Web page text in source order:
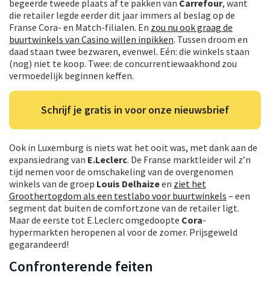
begeerde tweede plaats af te pakken van Carrefour, want
die retailer legde eerder dit jaar immers al beslag op de
Franse Cora- en Match-filialen. En zou nu ook graag de
buurtwinkels van Casino willen inpikken. Tussen droom en
daad staan twee bezwaren, evenwel. Eén: die winkels staan
(nog) niet te koop. Twee: de concurrentiewaakhond zou
vermoedelijk beginnen keffen.
Schrijf je gratis in voor onze nieuwsbrief
Ook in Luxemburg is niets wat het ooit was, met dank aan de
expansiedrang van E.Leclerc. De Franse marktleider wil z’n
tijd nemen voor de omschakeling van de overgenomen
winkels van de groep Louis Delhaizeen ziet het
Groothertogdom als een testlabo voor buurtwinkels – een
segment dat buiten de comfortzone van de retailer ligt.
Maar de eerste tot E.Leclerc omgedoopte Cora-
hypermarkten heropenen al voor de zomer. Prijsgeweld
gegarandeerd!
Confronterende feiten